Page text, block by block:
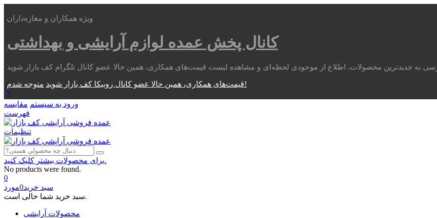
ویژه همکاران و مغازه‌داران
کانال پخش عمده لوازم آرایشی و بهداشتی
قیمت‌های همکاری، همین حالا عضو کانال روبیکا کف بازار شویدمتوجه شدم!
×
ورود به سیستم مقایسه
فهرست
تنظیمات
برای محصولات بیشتر کلیک کنید.
No products were found.
0
سبد خرید0مورد
سبد خرید شما خالی است.
محصولات آرایشی